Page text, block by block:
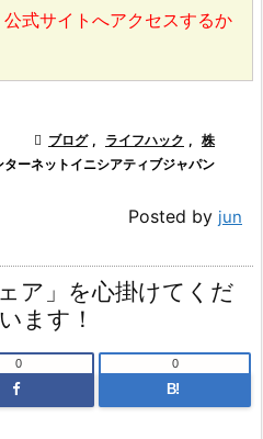
式サイトへアクセスするか
 ブログ , ライフハック , 株
ターネットイニシアティブジャパン
Posted by jun
ア」を心掛けてくだ
ます！
0
B!
0